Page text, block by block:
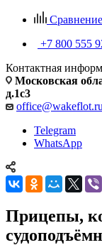
+7 800 555
Контактная
Московская
д.1с3
office@wakeflot.ru
Telegram
WhatsApp
Прицепы,